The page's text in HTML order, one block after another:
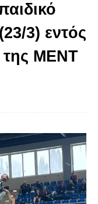
3) εντός
της ΜΕΝΤ